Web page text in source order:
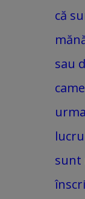
că
sau
sunt